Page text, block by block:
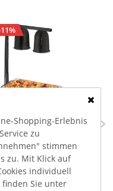
€139,00 €
€inkl. MwSt.
Lampe
1/1 S für 1/1
Shopping-Erlebnis
zu
stimmen
zu. Mit Klick auf
individuell
Sie unter